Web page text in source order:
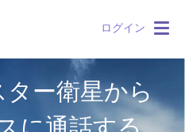
ログイン
ー衛星から
に通話する